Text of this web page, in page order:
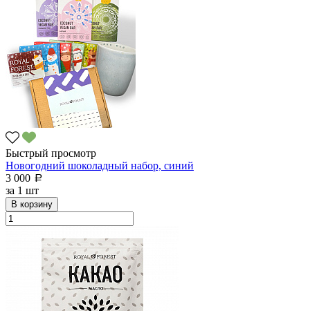
Быстрый просмотр
Новогодний шоколадный набор, синий
3 000 a
за 1 шт
В корзину